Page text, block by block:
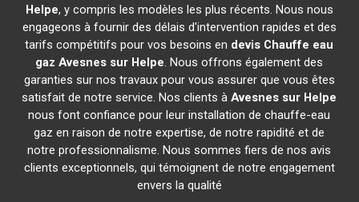
Helpe, y compris les modèles les plus récents. Nous nous
engageons à fournir des délais d'intervention rapides et des
tarifs compétitifs pour vos besoins en devis Chauffe eau
gaz Avesnes sur Helpe. Nous offrons également des
garanties sur nos travaux pour vous assurer que vous êtes
satisfait de notre service. Nos clients àAvesnes sur Helpe
nous font confiance pour leur installation de chauffe-eau
gaz en raison de notre expertise, de notre rapidité et de
notre professionnalisme. Nous sommes fiers de nos avis
clients exceptionnels, qui témoignent de notre engagement
envers la qualité